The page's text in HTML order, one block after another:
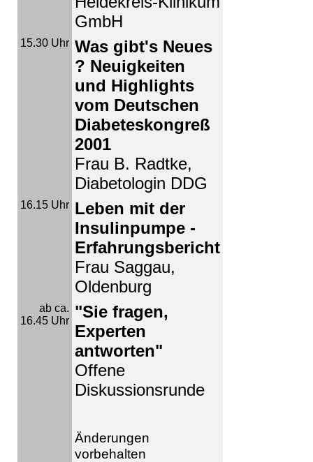
GmbH
15.30 Uhr Was gibt's Neues
? Neuigkeiten
und Highlights
vom Deutschen
Diabeteskongreß
2001
Frau B. Radtke,
Diabetologin DDG
16.15 Uhr Leben mit der
Insulinpumpe -
Erfahrungsbericht
Frau Saggau,
Oldenburg
ab ca.
16.45 Uhr "Sie fragen,
Experten
antworten"
Offene
Diskussionsrunde
Änderungen
vorbehalten